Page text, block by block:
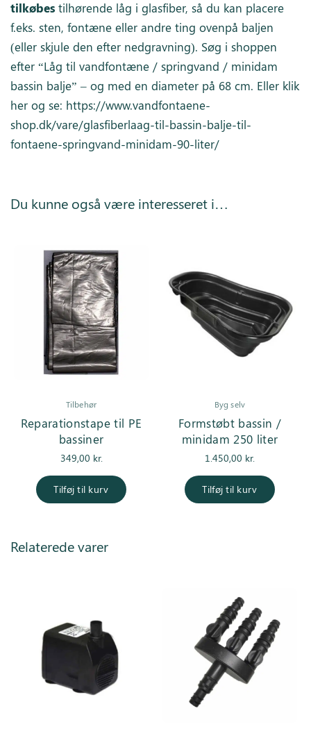
tilkøbes tilhørende låg i glasfiber, så du kan placere
f.eks. sten, fontæne eller andre ting ovenpå baljen
(eller skjule den efter nedgravning). Søg i shoppen
efter “Låg til vandfontæne / springvand / minidam
bassin balje” – og med en diameter på 68 cm. Eller klik
her og se: https://www.vandfontaene-
shop.dk/vare/glasfiberlaag-til-bassin-balje-til-
fontaene-springvand-minidam-90-liter/
Du kunne også være interesseret i…
Tilbehør
Reparationstape til PE
bassiner
349,00 kr.
Tilføj til kurv
Byg selv
Formstøbt bassin /
minidam 250 liter
1.450,00 kr.
Tilføj til kurv
Relaterede varer